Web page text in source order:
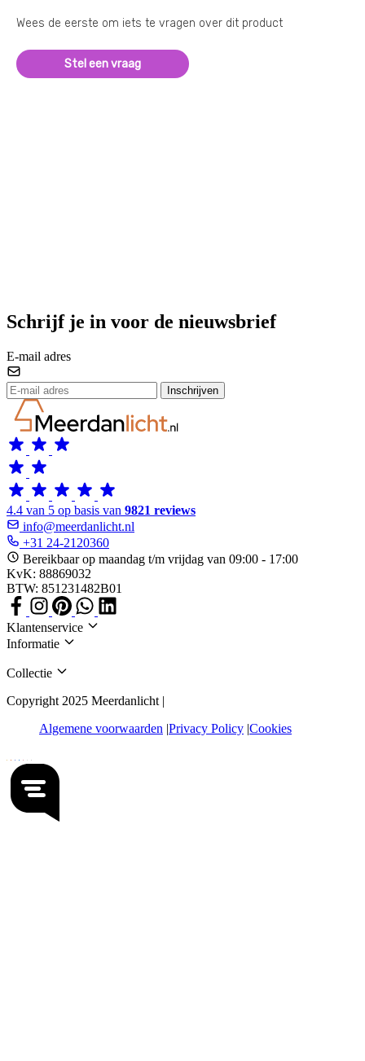
Wees de eerste om iets te vragen over dit product
Stel een vraag
Schrijf je in voor de nieuwsbrief
E-mail adres
Inschrijven
4.4 van 5 op basis van 9821 reviews
info@meerdanlicht.nl
+31 24-2120360
Bereikbaar op maandag t/m vrijdag van 09:00 - 17:00
KvK: 88869032
BTW: 851231482B01
Klantenservice
Informatie
Collectie
Copyright 2025 Meerdanlicht |
Algemene voorwaarden Privacy Policy Cookies